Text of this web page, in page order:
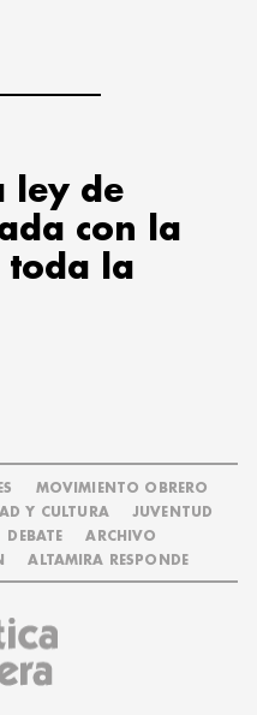
ley de
con la
toda la
MOVIMIENTO OBRERO
Y CULTURA
JUVENTUD
DEBATE
ARCHIVO
ALTAMIRA RESPONDE